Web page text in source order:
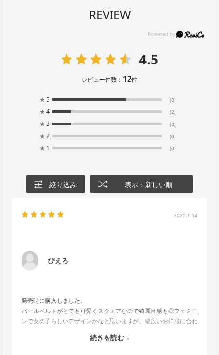
REVIEW
4.5
レビュー件数： 12件
★ 5 (8)
★ 4 (2)
★ 3 (2)
★ 2 (0)
★ 1 (0)
絞り込み 表示：新しい順
2025.1.14
ぴえろ
発売時に購入しました。
パールベルトがとても可愛くスクエアなので綺麗目感も◎フェミニ
ンで女の子らしいデザインかなと思いますが、幅広いお洋服に合わ
続きを読む